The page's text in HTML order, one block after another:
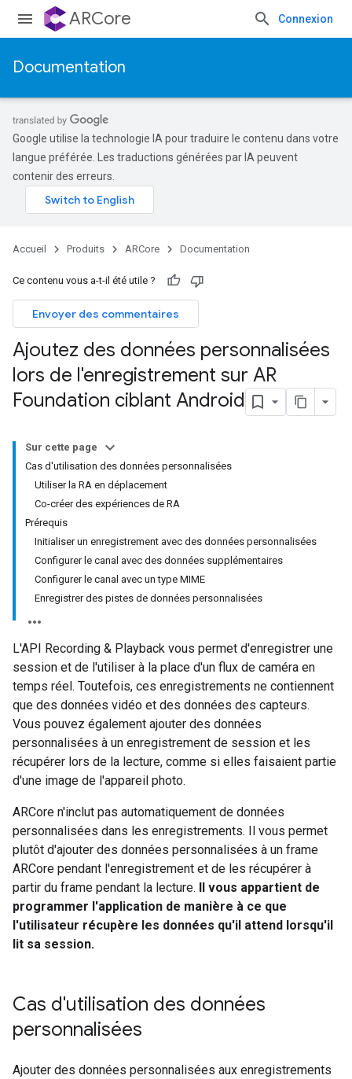
ARCore Connexion
Documentation
Google utilise la technologie IA pour traduire le contenu dans votre
langue préférée. Les traductions générées par IA peuvent
contenir des erreurs.
Accueil Produits ARCore Documentation
Ce contenu vous a-t-il été utile ?
Envoyer des commentaires
Ajoutez des données personnalisées
lors de l'enregistrement sur AR
Foundation ciblant Android
Sur cette page
Cas d'utilisation des données personnalisées
Utiliser la RA en déplacement
Co-créer des expériences de RA
Prérequis
Initialiser un enregistrement avec des données personnalisées
Configurer le canal avec des données supplémentaires
Configurer le canal avec un type MIME
Enregistrer des pistes de données personnalisées
L'API Recording & Playback vous permet d'enregistrer une
session et de l'utiliser à la place d'un flux de caméra en
temps réel. Toutefois, ces enregistrements ne contiennent
que des données vidéo et des données des capteurs.
Vous pouvez également ajouter des données
personnalisées à un enregistrement de session et les
récupérer lors de la lecture, comme si elles faisaient partie
d'une image de l'appareil photo.
ARCore n'inclut pas automatiquement de données
personnalisées dans les enregistrements. Il vous permet
plutôt d'ajouter des données personnalisées à un frame
ARCore pendant l'enregistrement et de les récupérer à
partir du frame pendant la lecture. Il vous appartient de
programmer l'application de manière à ce que
l'utilisateur récupère les données qu'il attend lorsqu'il
lit sa session.
Cas d'utilisation des données
personnalisées
Ajouter des données personnalisées aux enregistrements